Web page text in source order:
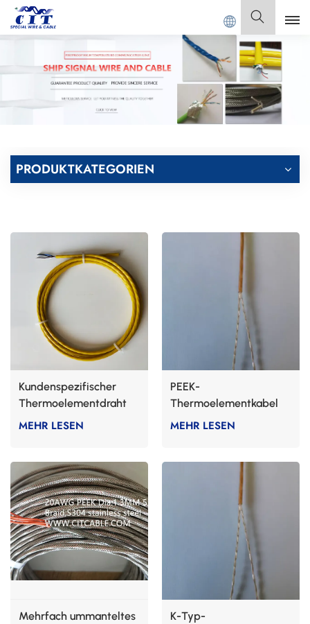
SPECIAL CABLE Co., Ltd. Deutsch
English
Français
Italiano
PRODUKTKATEGORIEN
Kundenspezifischer
Thermoelementdraht
MEHR LESEN
PEEK-
Thermoelementkabel
für Temperatursensoren
MEHR LESEN
Mehrfach ummanteltes
K-Typ-